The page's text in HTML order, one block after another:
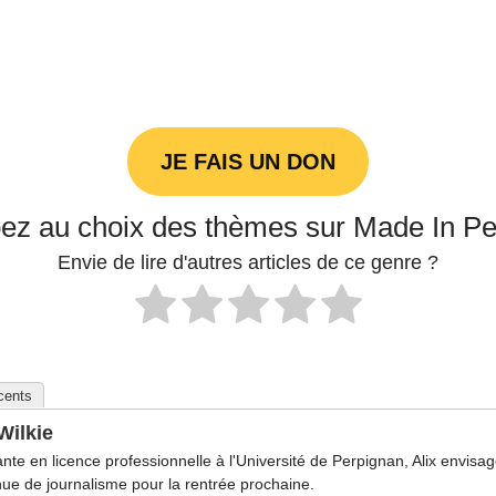
JE FAIS UN DON
au choix des thèmes sur Made In
Envie de lire d'autres articles de ce genre ?
en licence professionnelle à l'Université de Perpignan, Alix
de journalisme pour la rentrée prochaine.